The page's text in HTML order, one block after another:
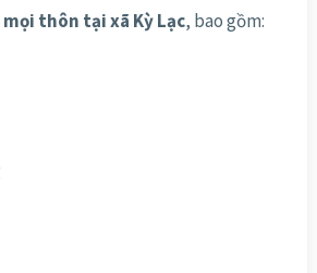
mọi thôn tại xã Kỳ Lạc, bao gồm: